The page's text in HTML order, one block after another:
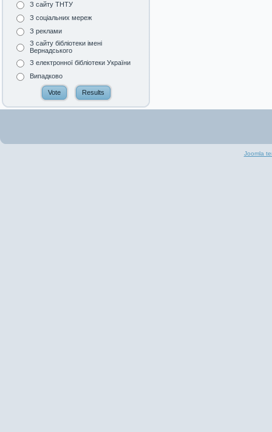
З сайту ТНТУ
З соціальних мереж
З реклами
З сайту бібліотеки імені
Вернадського
З електронної бібліотеки України
Випадково
Joomla